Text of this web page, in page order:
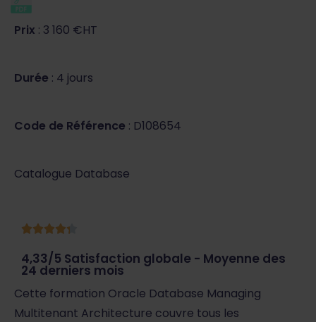
Prix : 3 160 €HT
Durée : 4 jours
Code de Référence : D108654
Catalogue Database
4,33/5 Satisfaction globale - Moyenne des
24 derniers mois
Cette formation Oracle Database Managing
Multitenant Architecture couvre tous les